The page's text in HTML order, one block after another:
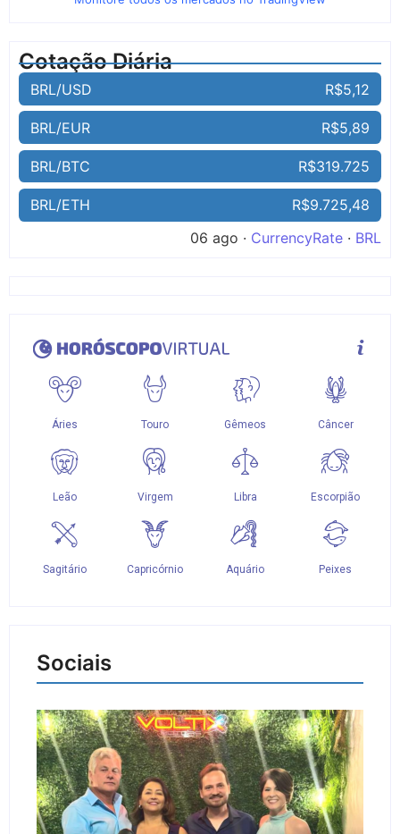
Cotação Diária
BRL/USD R$5,12
BRL/EUR R$5,89
BRL/BTC R$319.725
BRL/ETH
R$9.725,48
06 ago · CurrencyRate · BRL
Sociais